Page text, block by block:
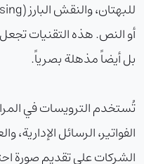
أو النص. هذه التقنيات
بل أيضاً مذهلة بصرياً.
تُستخدم الترويسات في
الفواتير، الرسائل
الشركات على تقديم صورة